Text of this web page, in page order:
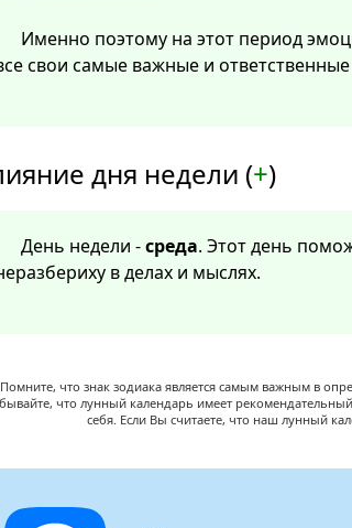
Именно поэтому на этот период
свои самые важные и ответственные
дня недели (+)
День недели -среда. Этот день
в делах и мыслях.
Помните, что знак зодиака является самым важным в
что лунный календарь имеет
себя. Если Вы считаете, что наш лунный